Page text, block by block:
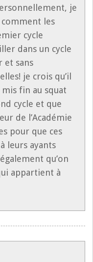
je
les
cycle
dans un cycle
et sans
je crois qu’il
fin au squat
cycle et que
de l’Académie
pour que ces
leurs ayants
qu’on
appartient à